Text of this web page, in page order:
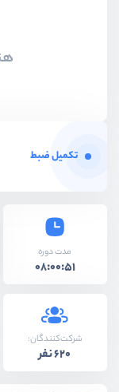
تکمیل ضبط
مدت دوره
08:00:51
شرکت‌کنندگان:
620 نفر